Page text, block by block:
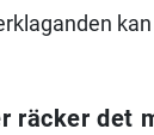
räcker det